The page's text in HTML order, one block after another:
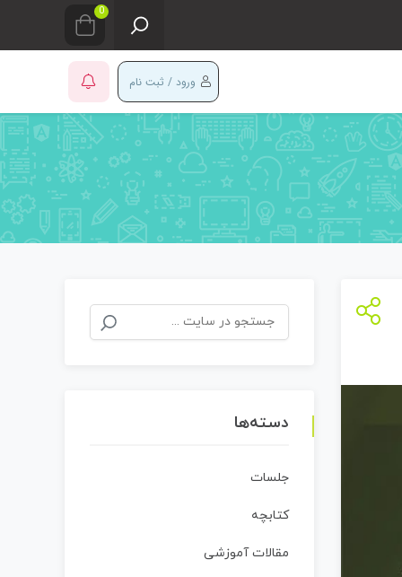
0
ورود / ثبت نام
جستجو
برای:
دسته‌ها
جلسات
کتابچه
مقالات آموزشی